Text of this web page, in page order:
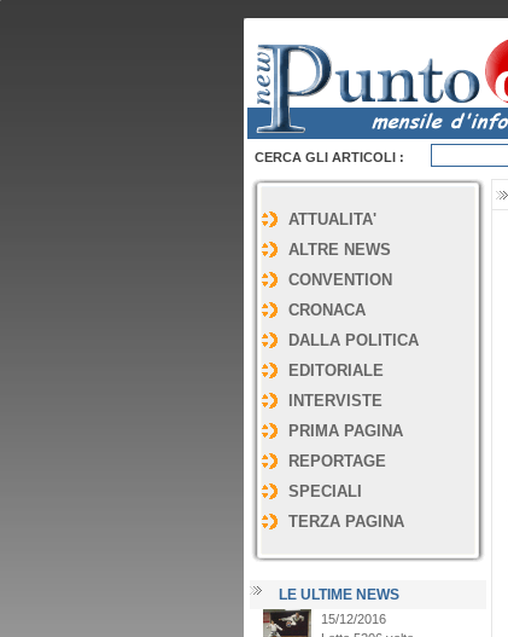
CERCA GLI ARTICOLI :
ATTUALITA'
ALTRE NEWS
CONVENTION
CRONACA
DALLA POLITICA
EDITORIALE
INTERVISTE
PRIMA PAGINA
REPORTAGE
SPECIALI
TERZA PAGINA
LE ULTIME NEWS